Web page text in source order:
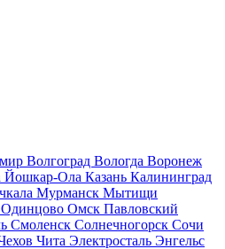
Волгоград Вологда Воронеж
Йошкар-Ола Казань Калининград
Мурманск Мытищи
Одинцово Омск Павловский
Смоленск Солнечногорск Сочи
Чита Электросталь Энгельс